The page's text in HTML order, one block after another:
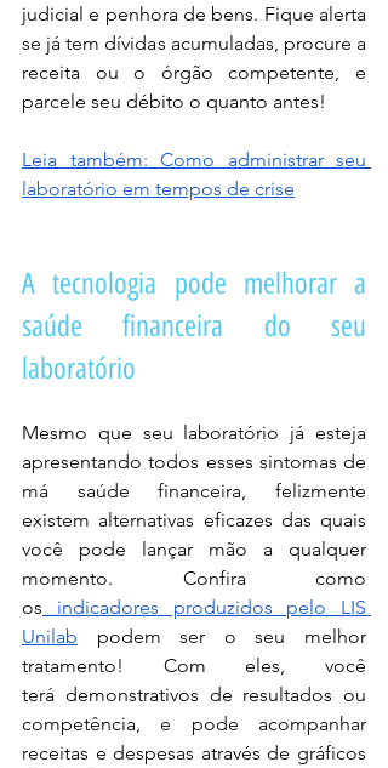
judicial e penhora de bens. Fique alerta
se já tem dívidas acumuladas, procure a
receita ou o órgão competente, e
parcele seu débito o quanto antes!
Leia também: Como administrar seu
laboratório em tempos de crise
A tecnologia pode melhorar a
saúde financeira do seu
laboratório
Mesmo que seu laboratório já esteja
apresentando todos esses sintomas de
má saúde financeira, felizmente
existem alternativas eficazes das quais
você pode lançar mão a qualquer
momento. Confira como
os indicadores produzidos pelo LIS
Unilab podem ser o seu melhor
tratamento! Com eles, você
terá demonstrativos de resultados ou
competência, e pode acompanhar
receitas e despesas através de gráficos